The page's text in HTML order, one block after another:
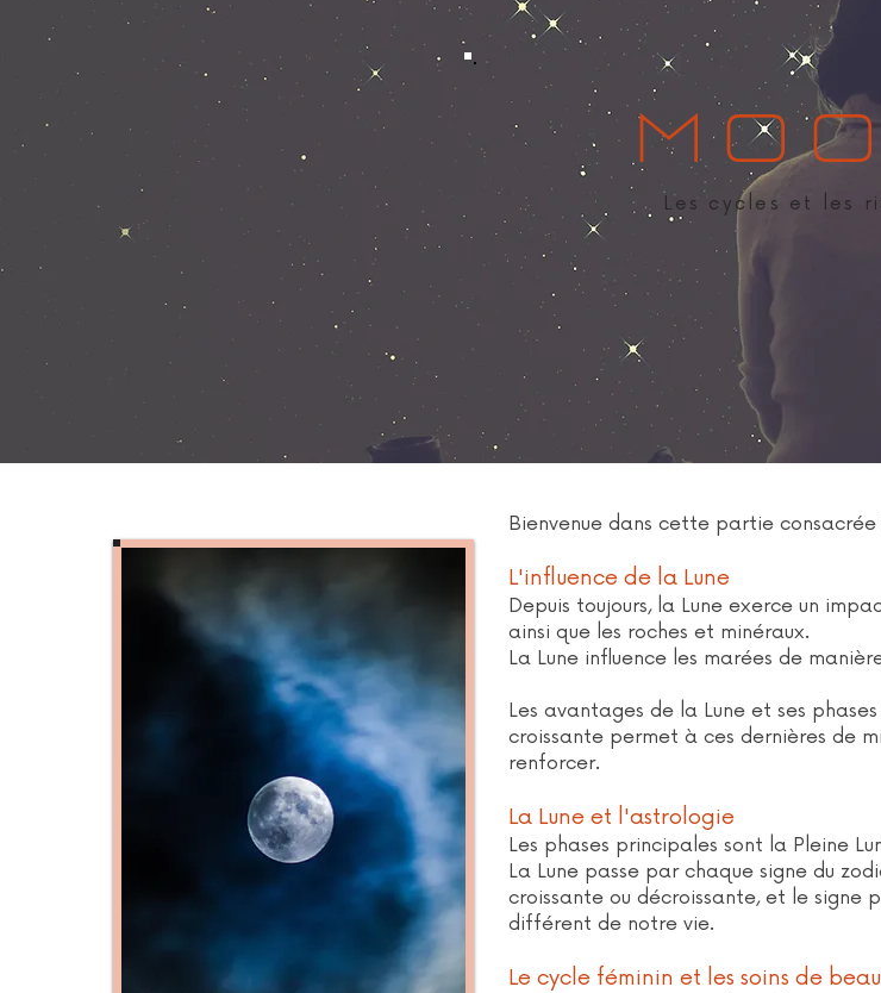
Les cycles et les
Bienvenue dans cette partie consacrée
L'influence de la Lune
Depuis toujours, la Lune exerce un
ainsi que les roches et minéraux.
La Lune influence les marées de
Les avantages de la Lune et ses
croissante permet à ces dernières de
renforcer.
La Lune et l'astrologie
Les phases principales sont la Pleine
La Lune passe par chaque signe du
croissante ou décroissante, et le signe
différent de notre vie.
Le cycle féminin et les soins de